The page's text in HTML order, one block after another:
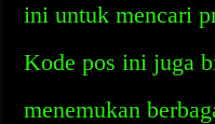
ini untuk mencari
Kode pos ini juga
menemukan